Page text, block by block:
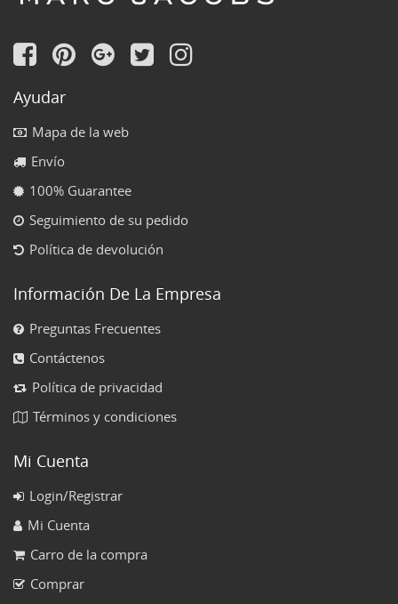
Ayudar
Mapa de la web
Envío
100% Guarantee
Seguimiento de su pedido
Política de devolución
Información De La Empresa
Preguntas Frecuentes
Contáctenos
Política de privacidad
Términos y condiciones
Mi Cuenta
Login/Registrar
Mi Cuenta
Carro de la compra
Comprar